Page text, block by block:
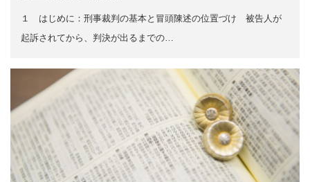
１ はじめに：刑事裁判の基本と冒頭陳述の位置づけ 被告人が
起訴されてから、判決が出るまでの…